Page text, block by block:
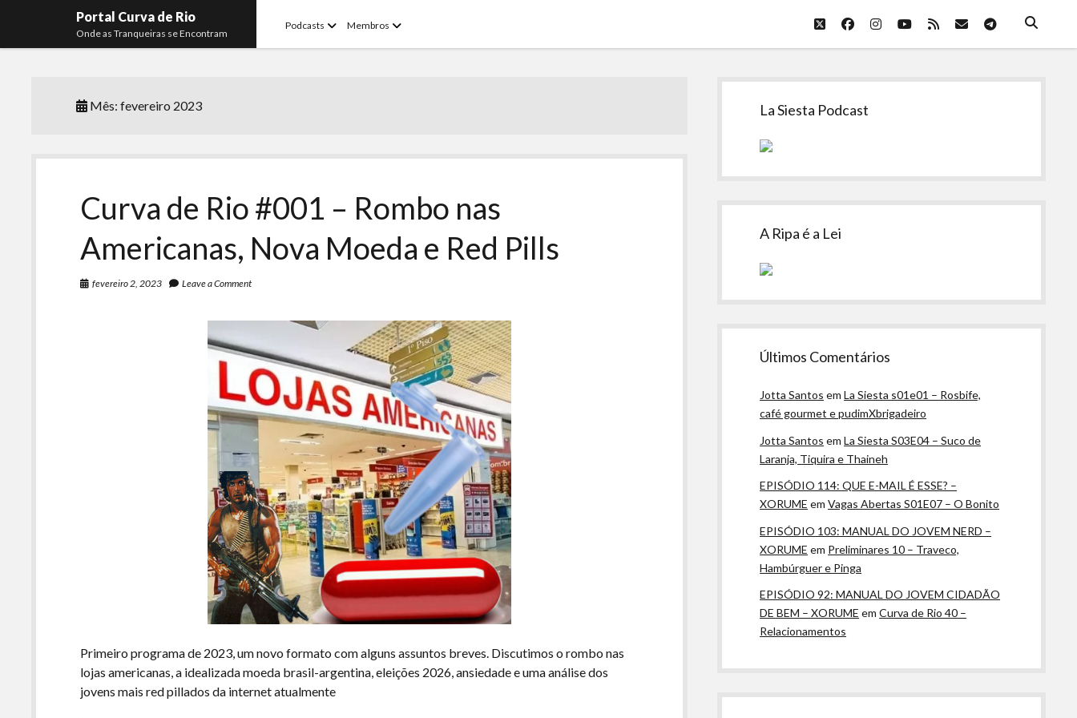
Portal Curva de Rio
Onde as Tranqueiras se Encontram
Podcasts openMembros open
twitterfacebookinstagram
youtube
rss emailtelegram
Mês:fevereiro 2023
Curva de Rio #001 – Rombo nas
Americanas, Nova Moeda e Red Pills
fevereiro 2, 2023 Leave a Comment
Primeiro programa de 2023, um novo formato com alguns assuntos breves. Discutimos o rombo nas
lojas americanas, a idealizada moeda brasil-argentina, eleições 2026, ansiedade e uma análise dos
jovens mais red pillados da internet atualmente
Sidebar
La Siesta Podcast
A Ripa é a Lei
Últimos Comentários
Jotta Santos emLa Siesta s01e01 – Rosbife,
café gourmet e pudimXbrigadeiro
Jotta Santos emLa Siesta S03E04 – Suco de
Laranja, Tiquira e Thaineh
EPISÓDIO 114: QUE E-MAIL É ESSE? –
XORUME emVagas Abertas S01E07 – O Bonito
EPISÓDIO 103: MANUAL DO JOVEM NERD –
XORUME em Preliminares 10 – Traveco,
Hambúrguer e Pinga
EPISÓDIO 92: MANUAL DO JOVEM CIDADÃO
DE BEM – XORUME emCurva de Rio 40 –
Relacionamentos